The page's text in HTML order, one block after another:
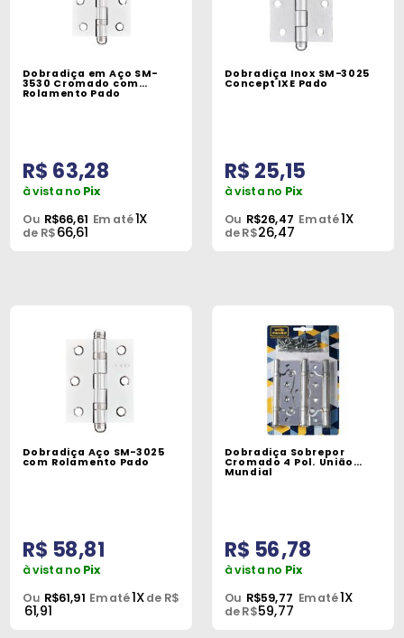
Dobradiça em Aço SM-
3530 Cromado com
Rolamento Pado
R$ 63,28
à vista no Pix
Ou R$66,61 Em até1X
de R$66,61
Dobradiça Inox SM-3025
Concept IXE Pado
R$ 25,15
à vista no Pix
Ou R$26,47 Em até1X
de R$26,47
Dobradiça Aço SM-3025
com Rolamento Pado
R$ 58,81
à vista no Pix
Ou R$61,91 Em até1Xde R$
61,91
Dobradiça Sobrepor
Cromado 4 Pol. União
Mundial
R$ 56,78
à vista no Pix
Ou R$59,77 Em até1X
de R$59,77